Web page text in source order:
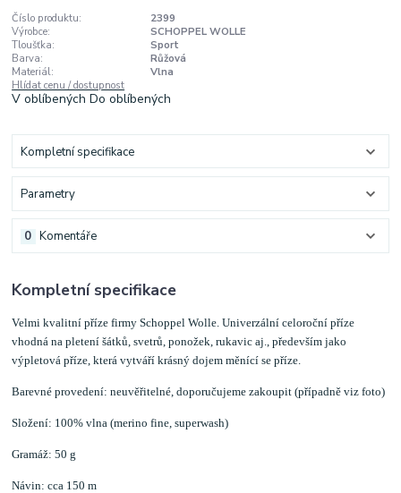
Číslo produktu:
2399
Výrobce:
SCHOPPEL WOLLE
Tloušťka:
Sport
Barva:
Růžová
Materiál:
Vlna
Hlídat cenu / dostupnost
V oblíbenýchDo oblíbených
Kompletní specifikace
Parametry
Komentáře
0
Kompletní specifikace
Velmi kvalitní příze firmy Schoppel Wolle. Univerzální celoroční příze
vhodná na pletení šátků, svetrů, ponožek, rukavic aj., především jako
výpletová příze, která vytváří krásný dojem měnící se příze.
Barevné provedení: neuvěřitelné, doporučujeme zakoupit (případně viz foto)
Složení: 100% vlna (merino fine, superwash)
Gramáž: 50 g
Návin: cca 150 m